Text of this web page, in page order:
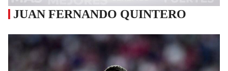
JUAN FERNANDO QUINTERO